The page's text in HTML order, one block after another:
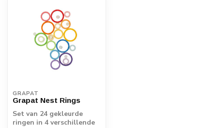
GRAPAT
Grapat Nest Rings
Set van 24 gekleurde
ringen in 4 verschillende